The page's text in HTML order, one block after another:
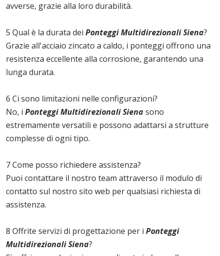
avverse, grazie alla loro durabilità.
5 Qual è la durata dei Ponteggi Multidirezionali Siena?
Grazie all'acciaio zincato a caldo, i ponteggi offrono una
resistenza eccellente alla corrosione, garantendo una
lunga durata.
6 Ci sono limitazioni nelle configurazioni?
No, i Ponteggi Multidirezionali Sienasono
estremamente versatili e possono adattarsi a strutture
complesse di ogni tipo.
7 Come posso richiedere assistenza?
Puoi contattare il nostro team attraverso il modulo di
contatto sul nostro sito web per qualsiasi richiesta di
assistenza.
8 Offrite servizi di progettazione per i Ponteggi
Multidirezionali Siena?